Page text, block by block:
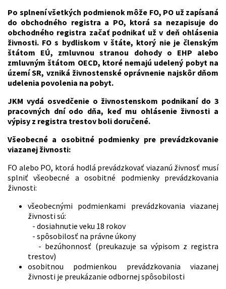
Po splnení všetkých podmienok môže FO, PO už zapísaná
do obchodného registra a PO, ktorá sa nezapisuje do
obchodného registra začať podnikať už v deň ohlásenia
živnosti. FO s bydliskom v štáte, ktorý nie je členským
štátom EÚ, zmluvnou stranou dohody o EHP alebo
zmluvným štátom OECD, ktoré nemajú udelený pobyt na
území SR, vzniká živnostenské oprávnenie najskôr dňom
udelenia povolenia na pobyt.
JKM vydá osvedčenie o živnostenskom podnikaní do 3
pracovných dní odo dňa, keď mu ohlásenie živnosti a
výpisy z registra trestov boli doručené.
Všeobecné a osobitné podmienky pre prevádzkovanie
viazanej živnosti:
FO alebo PO, ktorá hodlá prevádzkovať viazanú živnosť musí
splniť všeobecné a osobitné podmienky prevádzkovania
živnosti:
všeobecnými podmienkami prevádzkovania viazanej
živnosti sú:
- dosiahnutie veku 18 rokov
- spôsobilosť na právne úkony
- bezúhonnosť (preukazuje sa výpisom z registra
trestov)
osobitnou podmienkou prevádzkovania viazanej
živnosti je preukázanie odbornej spôsobilosti